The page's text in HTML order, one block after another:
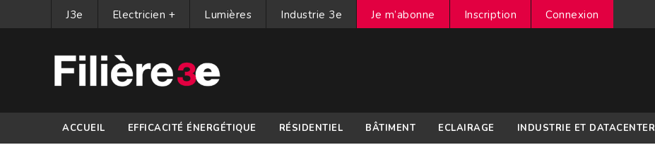
J3e Electricien + Lumières Industrie 3e Je m’abonne Inscription Connexion
ACCUEIL EFFICACITÉ ÉNERGÉTIQUE RÉSIDENTIEL BÂTIMENT ECLAIRAGE INDUSTRIE ET DATACENTER